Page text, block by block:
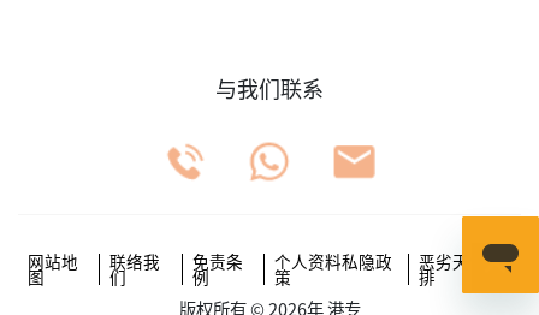
与我们联系
网站地
图
联络我
们
免责条
例
个人资料私隐政
策
恶劣天气安
排
版权所有 © 2026年 港专